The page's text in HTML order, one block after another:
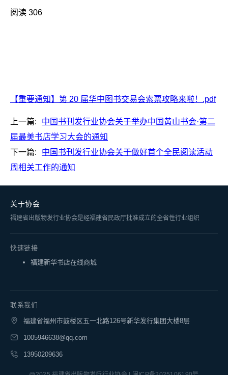
阅读 306
【重要通知】第 20 届华中图书交易会索票攻略来啦！.pdf
上一篇:
中国书刊发行业协会关于举办中国黄山书会·第二
届最美书店学习大会的通知
下一篇:
中国书刊发行业协会关于做好首个全民阅读活动
周相关工作的通知
关于协会
福建省出版物发行业协会是经福建省民政厅批准成立的全省性行业组织
快速链接
福建新华书店在线商城
联系我们
福建省福州市鼓楼区五一北路126号新华发行集团大楼8层
1005946638@qq.com
13950209636